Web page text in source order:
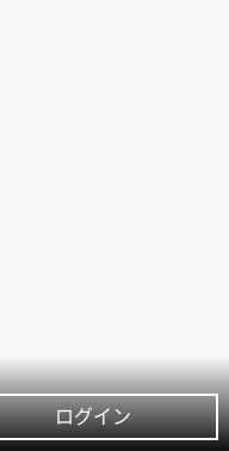
ログイン